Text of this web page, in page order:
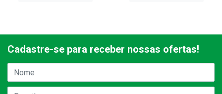
Cadastre-se para receber nossas ofertas!